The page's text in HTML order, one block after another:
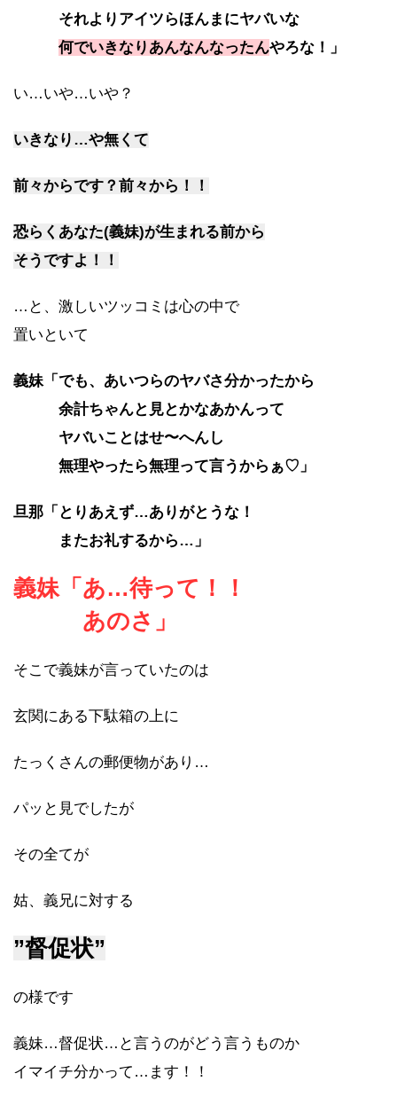
それよりアイツらほんまにヤバいな
何でいきなりあんなんなったんやろな！」
い…いや…いや？
いきなり…や無くて
前々からです？前々から！！
恐らくあなた(義妹)が生まれる前から
そうですよ！！
…と、激しいツッコミは心の中で
置いといて
義妹「でも、あいつらのヤバさ分かったから
余計ちゃんと見とかなあかんって
ヤバいことはせ〜へんし
無理やったら無理って言うからぁ♡」
旦那「とりあえず…ありがとうな！
またお礼するから…」
義妹「あ…待って！！
あのさ」
そこで義妹が言っていたのは
玄関にある下駄箱の上に
たっくさんの郵便物があり…
パッと見でしたが
その全てが
姑、義兄に対する
”督促状”
の様です
義妹…督促状…と言うのがどう言うものか
イマイチ分かって…ます！！